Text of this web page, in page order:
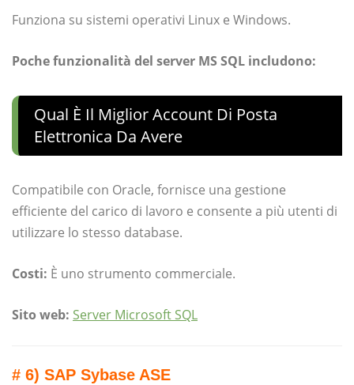
Funziona su sistemi operativi Linux e Windows.
Poche funzionalità del server MS SQL includono:
Qual È Il Miglior Account Di Posta
Elettronica Da Avere
Compatibile con Oracle, fornisce una gestione
efficiente del carico di lavoro e consente a più utenti di
utilizzare lo stesso database.
Costi: È uno strumento commerciale.
Sito web: Server Microsoft SQL
# 6) SAP Sybase ASE